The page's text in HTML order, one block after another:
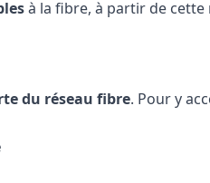
à la fibre, à partir de cette
du réseau fibre. Pour y